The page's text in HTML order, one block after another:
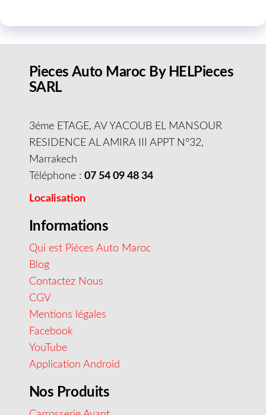
Pieces Auto Maroc By HELPieces
SARL
3éme ETAGE, AV YACOUB EL MANSOUR
RESIDENCE AL AMIRA III APPT N°32,
Marrakech
Téléphone : 07 54 09 48 34
Localisation
Informations
Qui est Pièces Auto Maroc
Blog
Contactez Nous
CGV
Mentions légales
Facebook
YouTube
Application Android
Nos Produits